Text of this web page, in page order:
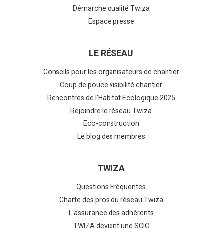
Démarche qualité Twiza
Espace presse
LE RÉSEAU
Conseils pour les organisateurs de chantier
Coup de pouce visibilité chantier
Rencontres de l'Habitat Ecologique 2025
Rejoindre le réseau Twiza
Eco-construction
Le blog des membres
TWIZA
Questions Fréquentes
Charte des pros du réseau Twiza
L'assurance des adhérents
TWIZA devient une SCIC